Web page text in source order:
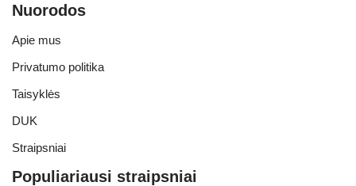
Nuorodos
Apie mus
Privatumo politika
Taisyklės
DUK
Straipsniai
Populiariausi straipsniai